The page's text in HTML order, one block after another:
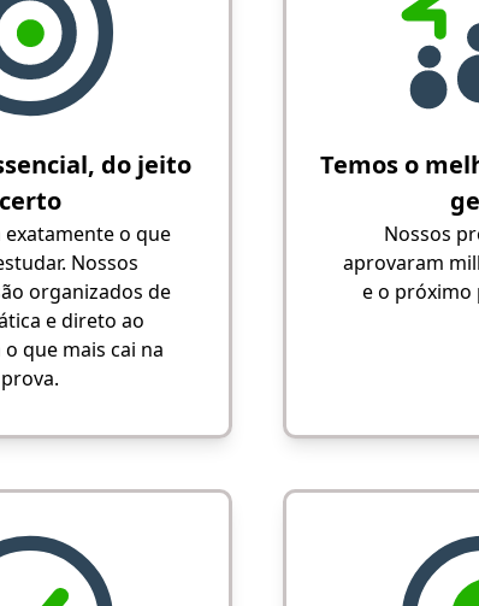
do jeito
certo
exatamente o que
Nossos
organizados de
e direto ao
que mais cai na
prova.
Temos o
Nossos
aprovaram
e o próximo